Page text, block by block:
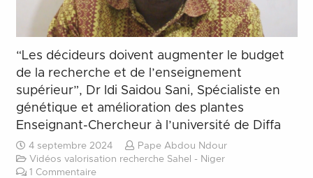
“Les décideurs doivent augmenter le budget
de la recherche et de l’enseignement
supérieur”, Dr Idi Saidou Sani, Spécialiste en
génétique et amélioration des plantes
Enseignant-Chercheur à l’université de Diffa
4 septembre 2024
Pape Abdou Ndour
Vidéos valorisation recherche Sahel - Niger
1 Commentaire